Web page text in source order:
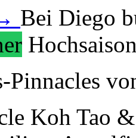
Bei Diego
Koh Tao